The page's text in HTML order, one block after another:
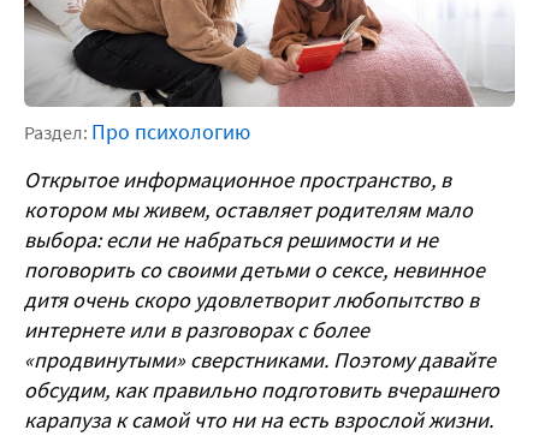
Раздел: Про психологию
Открытое информационное пространство, в
котором мы живем, оставляет родителям мало
выбора: если не набраться решимости и не
поговорить со своими детьми о сексе, невинное
дитя очень скоро удовлетворит любопытство в
интернете или в разговорах с более
«продвинутыми» сверстниками. Поэтому давайте
обсудим, как правильно подготовить вчерашнего
карапуза к самой что ни на есть взрослой жизни.